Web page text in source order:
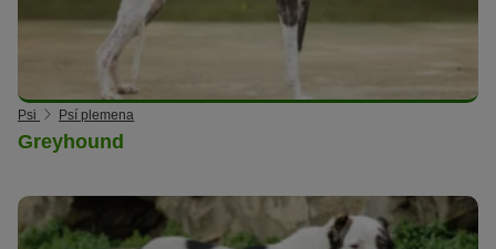
Psi Psí plemena
Greyhound